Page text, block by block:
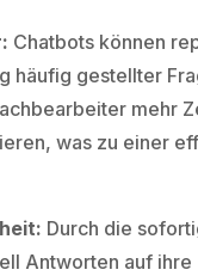
Chatbots können
häufig gestellter
mehr
was zu einer
Durch die
Antworten auf